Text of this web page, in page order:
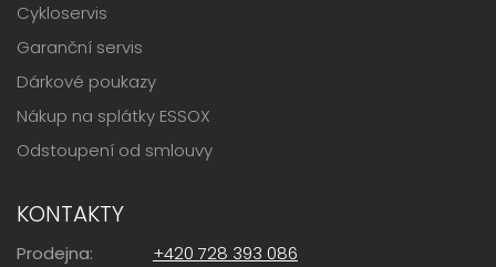
Cykloservis
Garanční servis
Dárkové poukazy
Nákup na splátky ESSOX
Odstoupení od smlouvy
KONTAKTY
Prodejna: +420 728 393 086